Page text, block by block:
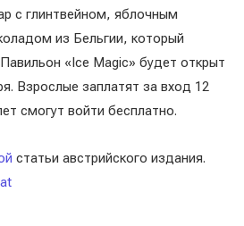
с глинтвейном, яблочным
из Бельгии, который
«Ice Magic» будет открыт
Взрослые заплатят за вход 12
смогут войти бесплатно.
статьи австрийского издания.